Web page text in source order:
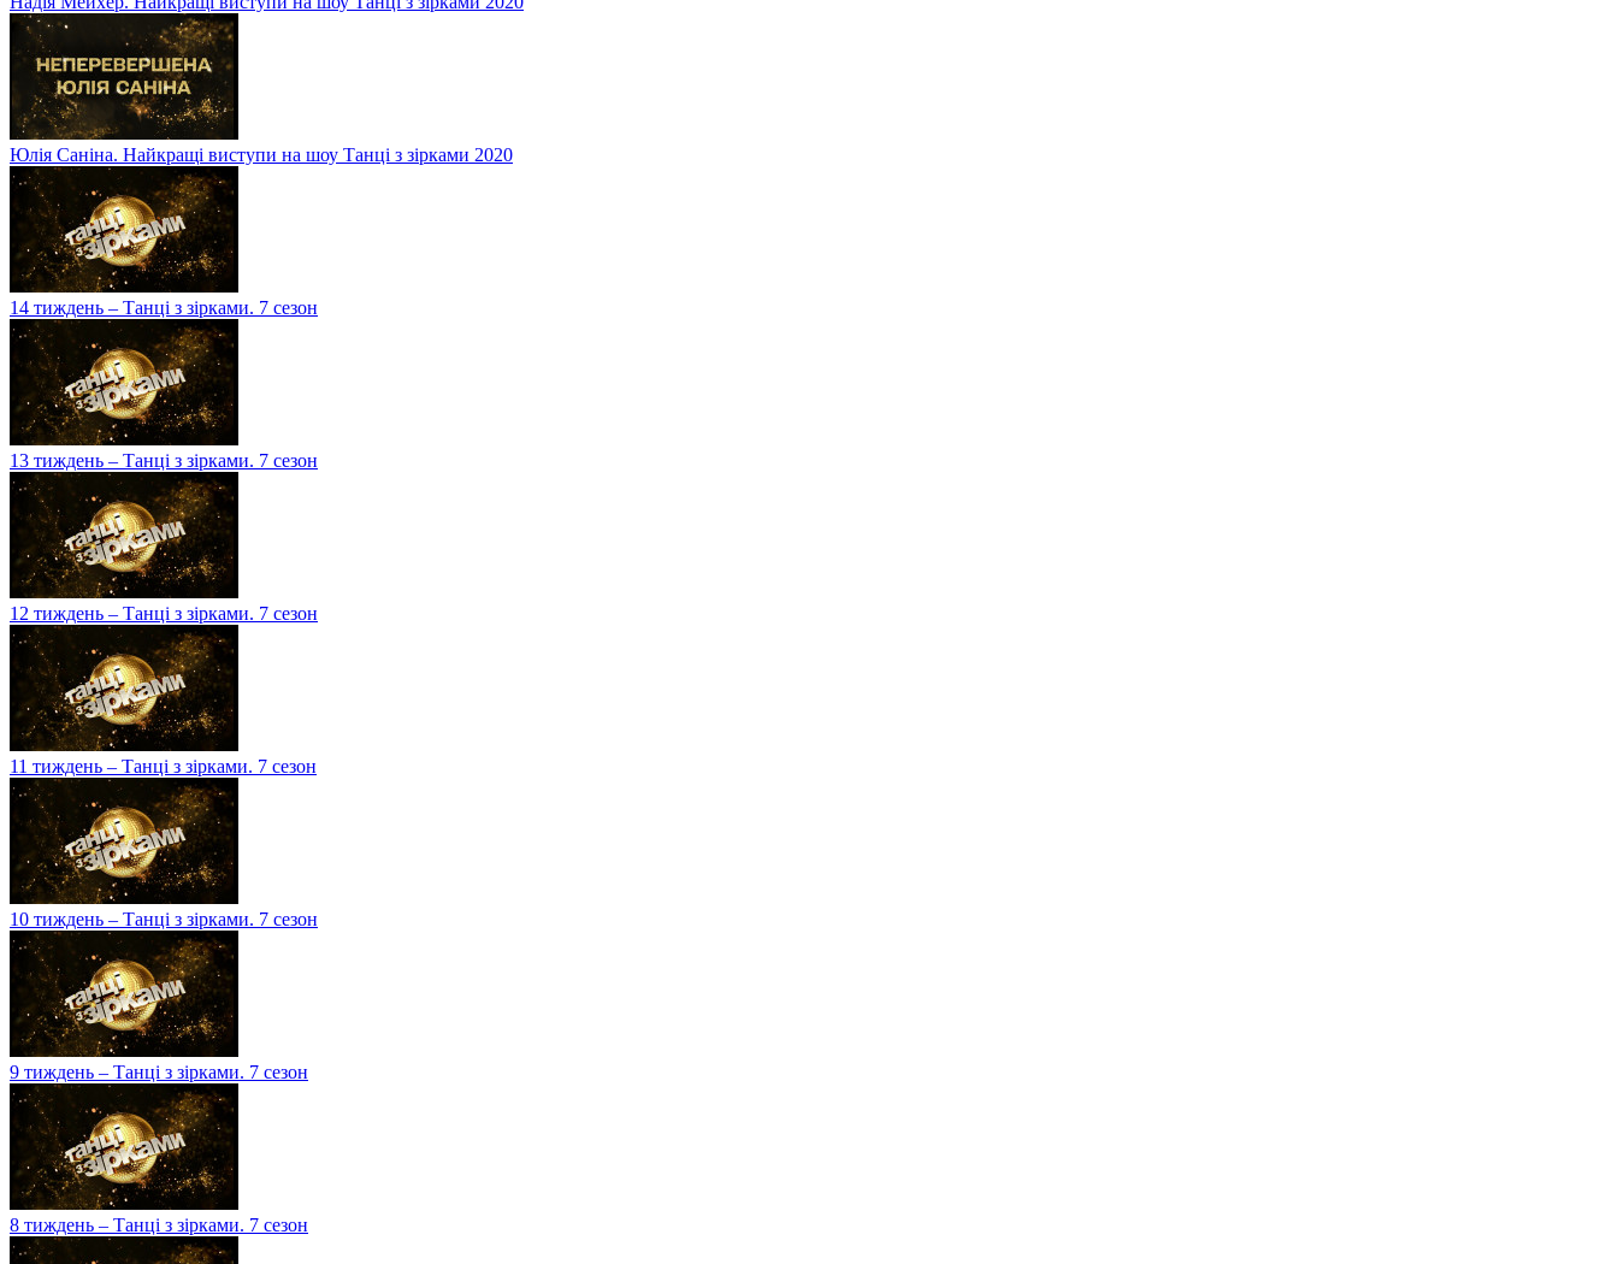
Юлія Саніна. Найкращі виступи на шоу Танці з зірками 2020
14 тиждень – Танці з зірками. 7 сезон
13 тиждень – Танці з зірками. 7 сезон
12 тиждень – Танці з зірками. 7 сезон
11 тиждень – Танці з зірками. 7 сезон
10 тиждень – Танці з зірками. 7 сезон
9 тиждень – Танці з зірками. 7 сезон
8 тиждень – Танці з зірками. 7 сезон